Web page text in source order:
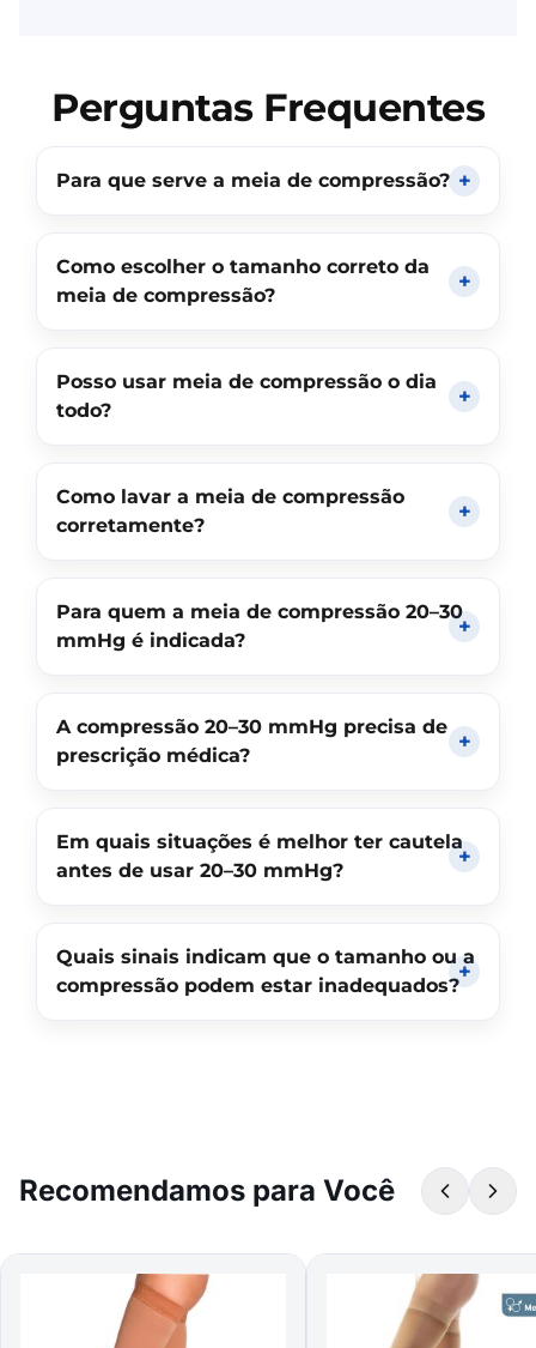
Perguntas Frequentes
Para que serve a meia de compressão?
Como escolher o tamanho correto da
meia de compressão?
Posso usar meia de compressão o dia
todo?
Como lavar a meia de compressão
corretamente?
Para quem a meia de compressão 20–30
mmHg é indicada?
A compressão 20–30 mmHg precisa de
prescrição médica?
Em quais situações é melhor ter cautela
antes de usar 20–30 mmHg?
Quais sinais indicam que o tamanho ou a
compressão podem estar inadequados?
Recomendamos para Você